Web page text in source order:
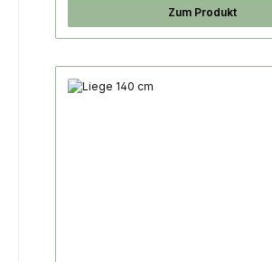
Zum Produkt